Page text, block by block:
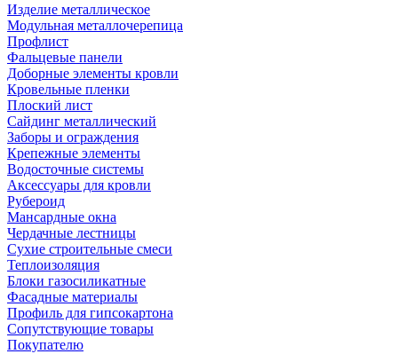
Изделие металлическое
Модульная металлочерепица
Профлист
Фальцевые панели
Доборные элементы кровли
Кровельные пленки
Плоский лист
Сайдинг металлический
Заборы и ограждения
Крепежные элементы
Водосточные системы
Аксессуары для кровли
Рубероид
Мансардные окна
Чердачные лестницы
Сухие строительные смеси
Теплоизоляция
Блоки газосиликатные
Фасадные материалы
Профиль для гипсокартона
Сопутствующие товары
Покупателю